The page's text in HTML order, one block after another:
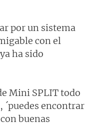
por un sistema
con el
ha sido
Mini SPLIT todo
´puedes encontrar
buenas